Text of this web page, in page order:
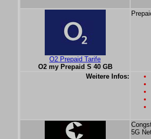
O2 Prepaid Tarife
O2 my Prepaid S 40 GB
Weitere Infos:
5G